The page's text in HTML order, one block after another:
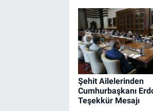
Şehit Ailelerinden
Cumhurbaşkanı
Teşekkür Mesajı